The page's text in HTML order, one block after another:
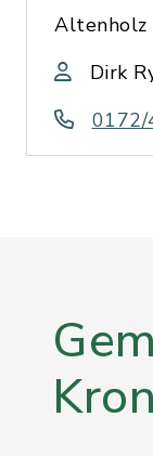
Altenholz
Dirk
0172/